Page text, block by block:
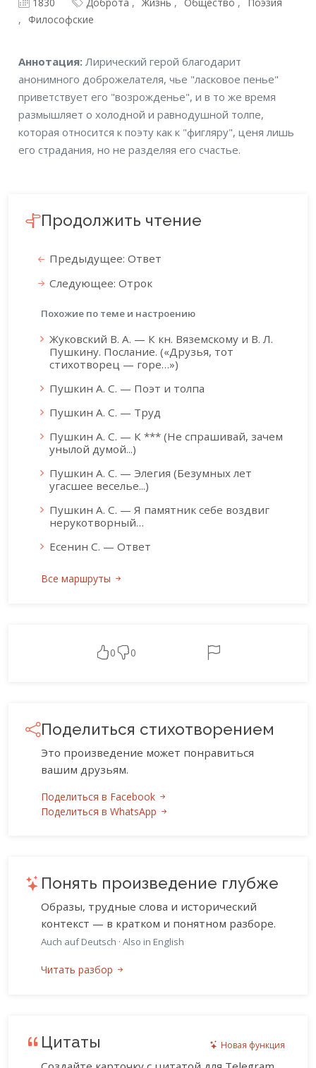
Философские
Аннотация
Аннотация:Лирический герой благодарит
анонимного доброжелателя, чье "ласковое пенье"
приветствует его "возрожденье", и в то же время
размышляет о холодной и равнодушной толпе,
которая относится к поэту как к "фигляру", ценя лишь
его страдания, но не разделяя его счастье.
Продолжить чтение
Предыдущее: Ответ
Следующее: Отрок
Похожие по теме и настроению
Жуковский В. А. — К кн. Вяземскому и В. Л.
Пушкину. Послание. («Друзья, тот
стихотворец — горе…»)
Пушкин А. С. — Поэт и толпа
Пушкин А. С. — Труд
Пушкин А. С. — К *** (Не спрашивай, зачем
унылой думой...)
Пушкин А. С. — Элегия (Безумных лет
угасшее веселье...)
Пушкин А. С. — Я памятник себе воздвиг
нерукотворный…
Есенин С. — Ответ
Все маршруты
0 0
Поделиться стихотворением
Это произведение может понравиться
вашим друзьям.
Поделиться в Facebook
Поделиться в WhatsApp
Понять произведение глубже
Образы, трудные слова и исторический
контекст — в кратком и понятном разборе.
Auch auf Deutsch · Also in English
Читать разбор
Цитаты Новая функция